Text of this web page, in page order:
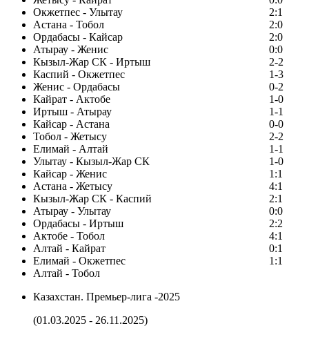
Окжетпес - Улытау
2:1
Астана - Тобол
2:0
Ордабасы - Кайсар
2:0
Атырау - Женис
0:0
Кызыл-Жар СК - Иртыш
2-2
Каспий - Окжетпес
1-3
Женис - Ордабасы
0-2
Кайрат - Актобе
1-0
Иртыш - Атырау
1-1
Кайсар - Астана
0-0
Тобол - Жетысу
2-2
Елимай - Алтай
1-1
Улытау - Кызыл-Жар СК
1-0
Кайсар - Женис
1:1
Астана - Жетысу
4:1
Кызыл-Жар СК - Каспий
2:1
Атырау - Улытау
0:0
Ордабасы - Иртыш
2:2
Актобе - Тобол
4:1
Алтай - Кайрат
0:1
Елимай - Окжетпес
1:1
Алтай - Тобол
Казахстан. Премьер-лига -2025
(01.03.2025 - 26.11.2025)